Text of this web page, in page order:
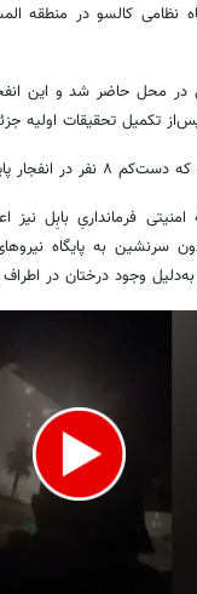
نظامی کالسودر منطقه
در محل حاضر شد و این
تکمیل تحقیقات اولیه
در انفجار پایگاه
سرنشین به پایگاه
وجود درختان در اطراف